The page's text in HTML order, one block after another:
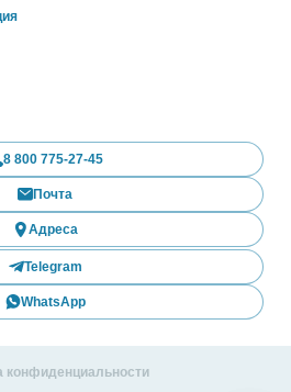
8 800 775-27-45
Почта
Адреса
Telegram
WhatsApp
конфиденциальности